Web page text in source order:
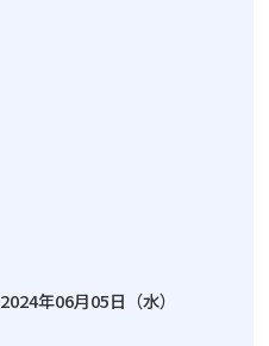
2024年06月05日（水）